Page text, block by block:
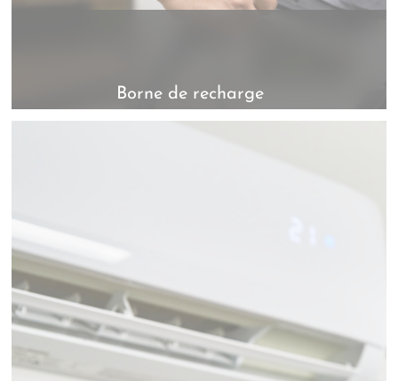
Borne de recharge